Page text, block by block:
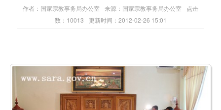
作者：国家宗教事务局办公室 来源：国家宗教事务局办公室
点击
数：10013
更新时间：2012-02-26 15:01